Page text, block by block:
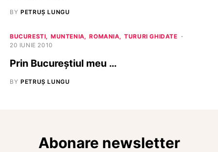
BY PETRUȘ LUNGU
BUCURESTI MUNTENIA ROMANIA
TURURI GHIDATE
20 IUNIE 2010
Prin Bucureștiul meu …
BY PETRUȘ LUNGU
Abonare newsletter